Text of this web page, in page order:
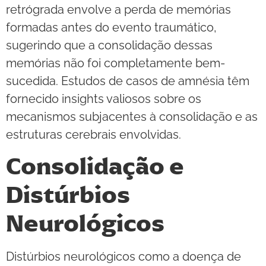
retrógrada envolve a perda de memórias
formadas antes do evento traumático,
sugerindo que a consolidação dessas
memórias não foi completamente bem-
sucedida. Estudos de casos de amnésia têm
fornecido insights valiosos sobre os
mecanismos subjacentes à consolidação e as
estruturas cerebrais envolvidas.
Consolidação e
Distúrbios
Neurológicos
Distúrbios neurológicos como a doença de